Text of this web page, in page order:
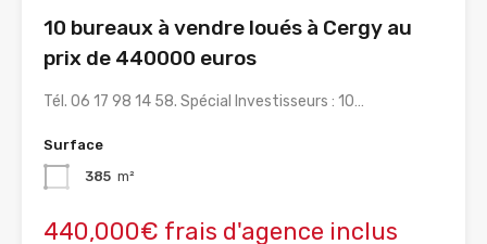
10 bureaux à vendre loués à Cergy au
prix de 440000 euros
Tél. 06 17 98 14 58. Spécial Investisseurs : 10…
Surface
385 m²
440,000€ frais d'agence inclus